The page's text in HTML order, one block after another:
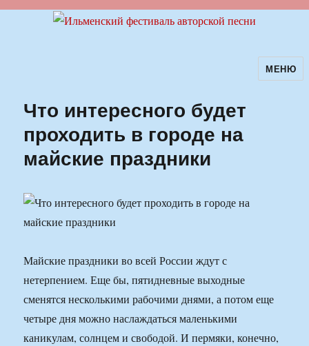
Ильменский фестиваль авторскойМЕНЮ
Что интересного будет
проходить в городе на
майские праздники
Майские праздники во всей России ждут с
нетерпением. Еще бы, пятидневные выходные
сменятся несколькими рабочими днями, а потом еще
четыре дня можно наслаждаться маленькими
каникулам, солнцем и свободой. И пермяки, конечно,